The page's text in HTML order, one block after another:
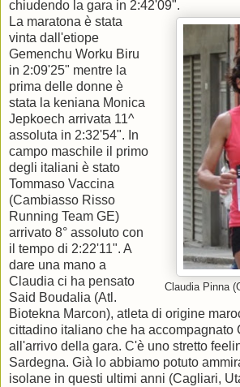
chiudendo la gara in 2:42'09".
Claudia Pinna
La maratona è stata
vinta dall'etiope
Gemenchu Worku Biru
in 2:09'25" mentre la
prima delle donne è
stata la keniana Monica
Jepkoech arrivata 11^
assoluta in 2:32'54". In
campo maschile il primo
degli italiani è stato
Tommaso Vaccina
(Cambiasso Risso
Running Team GE)
arrivato 8° assoluto con
il tempo di 2:22'11". A
dare una mano a
Claudia ci ha pensato
Said Boudalia (Atl.
Biotekna Marcon), atleta di origine
cittadino italiano che ha accompagnato
all'arrivo della gara. C'è uno stretto
Sardegna. Già lo abbiamo potuto
isolane in questi ultimi anni (Cagliari,